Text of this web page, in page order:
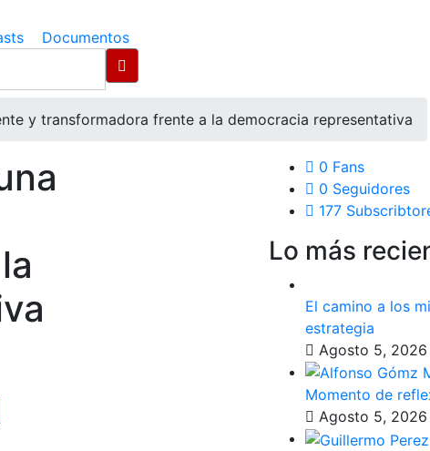
Documentos
y transformadora frente a la democracia representativa
0 Fans
0 Seguidores
177
Lo más
El camino a los
estrategia
Agosto 5, 2026
Momento de
Agosto 5, 2026